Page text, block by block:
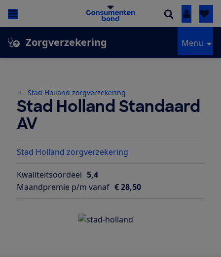
Inloggen
Zorgverzekering Menu
Stad Holland zorgverzekering
Stad Holland Standaard
AV
Stad Holland zorgverzekering
Kwaliteitsoordeel 5,4
Maandpremie p/m vanaf € 28,50